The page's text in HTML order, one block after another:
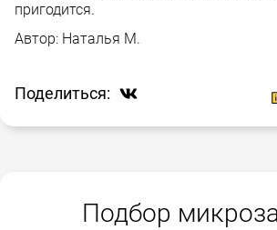
пригодится.
Автор: Наталья М.
Поделиться:
Подбор